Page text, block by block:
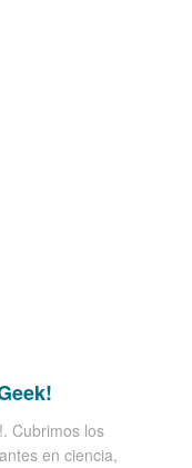
Cubrimos los
en ciencia,